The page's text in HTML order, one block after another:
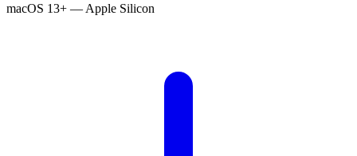
macOS 13+ — Apple Silicon